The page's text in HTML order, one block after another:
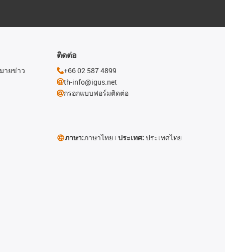
ายข่าว
ติดต่อ
+66 02 587 4899
th-info@igus.net
กรอกแบบฟอร์มติดต่อ
ภาษา:ภาษาไทย ประเทศ: ประเทศไทย